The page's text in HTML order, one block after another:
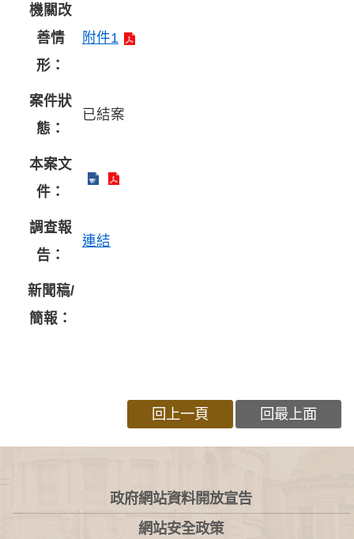
機關改
善情
形：
附件1
案件狀
態：
已結案
本案文
件：
調查報
告：
連結
新聞稿/
簡報：
回上一頁 回最上面
:::
政府網站資料開放宣告
網站安全政策